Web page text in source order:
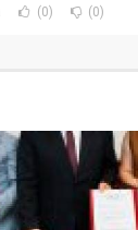
(0) (0)